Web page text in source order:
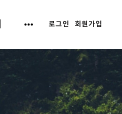
로그인 회원가입